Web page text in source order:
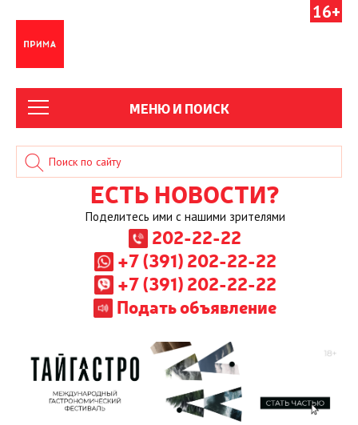
16+
МЕНЮ И ПОИСК
ЕСТЬ НОВОСТИ?
Поделитесь ими с нашими зрителями
202-22-22
+7 (391) 202-22-22
+7 (391) 202-22-22
Подать объявление